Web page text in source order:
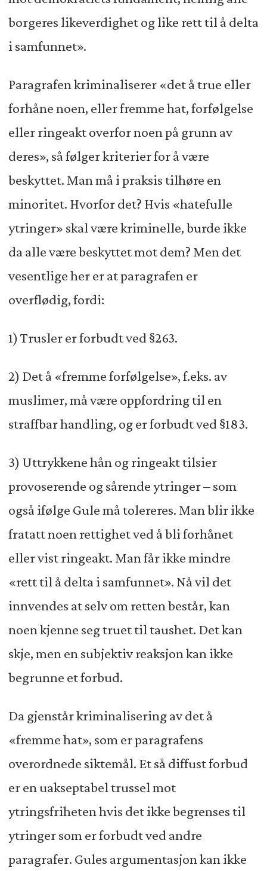
borgeres likeverdighet og like rett til å delta
i samfunnet».
Paragrafen kriminaliserer «det å true eller
forhåne noen, eller fremme hat, forfølgelse
eller ringeakt overfor noen på grunn av
deres», så følger kriterier for å være
beskyttet. Man må i praksis tilhøre en
minoritet. Hvorfor det? Hvis «hatefulle
ytringer» skal være kriminelle, burde ikke
da alle være beskyttet mot dem? Men det
vesentlige her er at paragrafen er
overflødig, fordi:
1) Trusler er forbudt ved §263.
2) Det å «fremme forfølgelse», f.eks. av
muslimer, må være oppfordring til en
straffbar handling, og er forbudt ved §183.
3) Uttrykkene hån og ringeakt tilsier
provoserende og sårende ytringer – som
også ifølge Gule må tolereres. Man blir ikke
fratatt noen rettighet ved å bli forhånet
eller vist ringeakt. Man får ikke mindre
«rett til å delta i samfunnet». Nå vil det
innvendes at selv om retten består, kan
noen kjenne seg truet til taushet. Det kan
skje, men en subjektiv reaksjon kan ikke
begrunne et forbud.
Da gjenstår kriminalisering av det å
«fremme hat», som er paragrafens
overordnede siktemål. Et så diffust forbud
er en uakseptabel trussel mot
ytringsfriheten hvis det ikke begrenses til
ytringer som er forbudt ved andre
paragrafer. Gules argumentasjon kan ikke